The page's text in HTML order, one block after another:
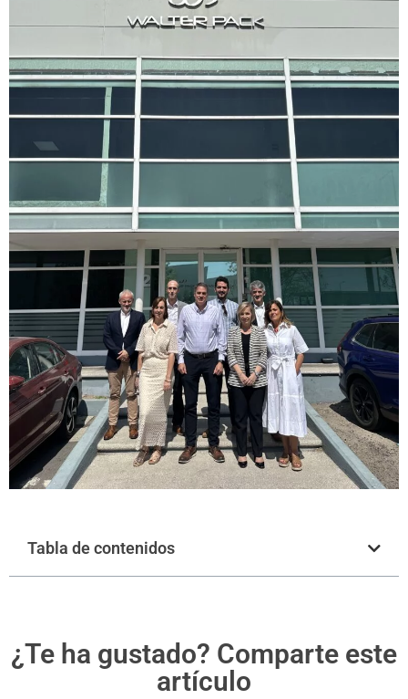
Tabla de contenidos
¿Te ha gustado? Comparte este
artículo